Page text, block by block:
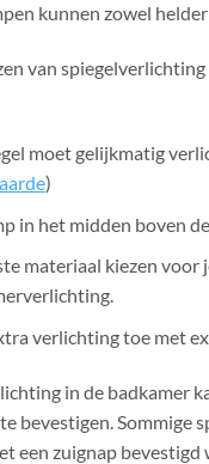
kunnen zowel
van
moet gelijkmatig
)
in het midden boven
materiaal kiezen voor
verlichting toe met
in de badkamer
bevestigen. Sommige
een zuignap